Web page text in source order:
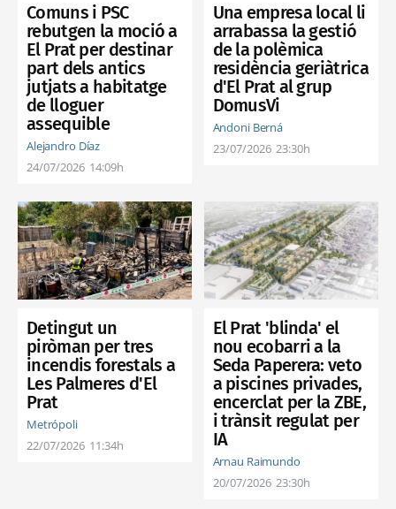
Comuns i PSC
rebutgen la moció a
El Prat per destinar
part dels antics
jutjats a habitatge
de lloguer
assequible
Alejandro Díaz
24/07/2026 14:09h
Una empresa local li
arrabassa la gestió
de la polèmica
residència geriàtrica
d'El Prat al grup
DomusVi
Andoni Berná
23/07/2026 23:30h
Detingut un
piròman per tres
incendis forestals a
Les Palmeres d'El
Prat
Metrópoli
22/07/2026 11:34h
El Prat 'blinda' el
nou ecobarri a la
Seda Paperera: veto
a piscines privades,
encerclat per la ZBE,
i trànsit regulat per
IA
Arnau Raimundo
20/07/2026 23:30h